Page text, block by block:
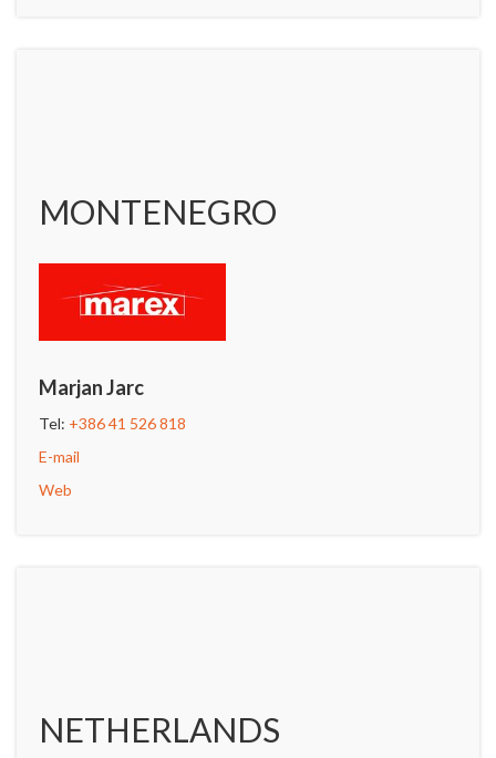
MONTENEGRO
Marjan Jarc
Tel: +386 41 526 818
E-mail
Web
NETHERLANDS